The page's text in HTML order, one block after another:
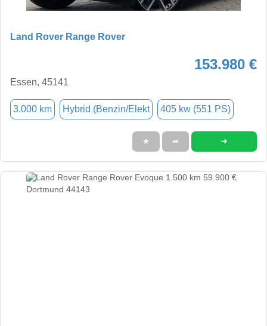
Land Rover Range Rover
153.980 €
Essen, 45141
3.000 km Hybrid (Benzin/Elekt 405 kw (551 PS)
★ ➦ ➜